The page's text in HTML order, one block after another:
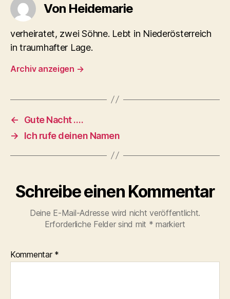
Von Heidemarie
verheiratet, zwei Söhne. Lebt in Niederösterreich
in traumhafter Lage.
Archiv anzeigen →
←
Gute Nacht ….
→
Ich rufe deinen Namen
Schreibe einen Kommentar
Deine E-Mail-Adresse wird nicht veröffentlicht.
Erforderliche Felder sind mit * markiert
Kommentar *